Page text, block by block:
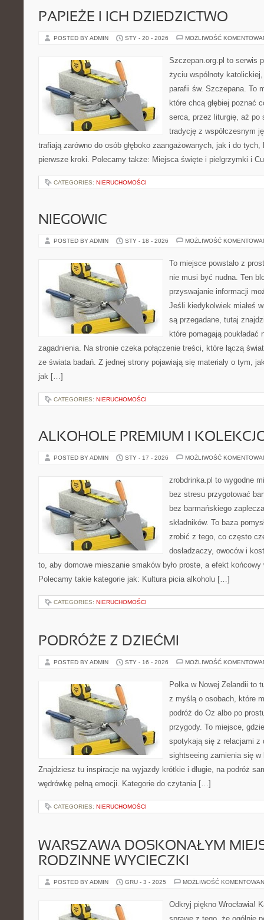
PAPIEŻE I ICH DZIEDZICTWO
POSTED BY ADMIN STY - 20 - 2026 MOŻLIWOŚĆ
Szczepan.org.pl to serwis
życiu wspólnoty
parafii św. Szczepana. To
które chcą głębiej poznać
serca, przez liturgię, aż po
tradycję z współczesnym
trafiają zarówno do osób głęboko zaangażowanych, jak i do
pierwsze kroki. Polecamy także: Miejsca święte i pielgrzymki i
CATEGORIES: NIERUCHOMOŚCI
NIEGOWIC
POSTED BY ADMIN STY - 18 - 2026 MOŻLIWOŚĆ
To miejsce powstało z
nie musi być nudna. Ten
przyswajanie informacji
Jeśli kiedykolwiek miałeś
są przegadane, tutaj
które pomagają poukładać
zagadnienia. Na stronie czeka połączenie treści, które łączą
ze świata badań. Z jednej strony pojawiają się materiały o tym,
jak […]
CATEGORIES: NIERUCHOMOŚCI
ALKOHOLE PREMIUM I
POSTED BY ADMIN STY - 17 - 2026 MOŻLIWOŚĆ
zrobdrinka.pl to wygodne
bez stresu przygotować
bez barmańskiego
składników. To baza
zrobić z tego, co często
dosładzaczy, owoców i
to, aby domowe mieszanie smaków było proste, a efekt końcowy
Polecamy takie kategorie jak: Kultura picia alkoholu […]
CATEGORIES: NIERUCHOMOŚCI
PODRÓŻE Z DZIEĆMI
POSTED BY ADMIN STY - 16 - 2026 MOŻLIWOŚĆ
Polka w Nowej Zelandii to
z myślą o osobach, które
podróż do Oz albo po
przygody. To miejsce,
spotykają się z relacjami z
sightseeing zamienia się
Znajdziesz tu inspiracje na wyjazdy krótkie i długie, na podróż
wędrówkę pełną emocji. Kategorie do czytania […]
CATEGORIES: NIERUCHOMOŚCI
WARSZAWA DOSKONAŁYM
RODZINNE WYCIECZKI
POSTED BY ADMIN GRU - 3 - 2025 MOŻLIWOŚĆ
Odkryj piękno Wrocławia!